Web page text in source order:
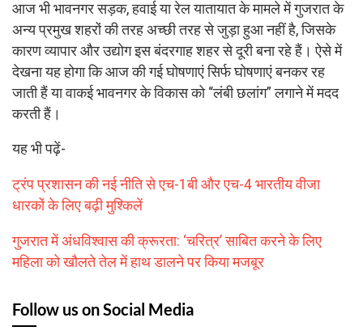
आज भी भावनगर सड़क, हवाई या रेल यातायात के मामले में गुजरात के
अन्य प्रमुख शहरों की तरह अच्छी तरह से जुड़ा हुआ नहीं है, जिसके
कारण व्यापार और उद्योग इस बंदरगाह शहर से दूरी बना रहे हैं। ऐसे में
देखना यह होगा कि आज की गई घोषणाएं सिर्फ घोषणाएं बनकर रह
जाती हैं या वाकई भावनगर के विकास को “लंबी छलांग” लगाने में मदद
करती हैं।
यह भी पढ़ें-
ट्रंप प्रशासन की नई नीति से एच-1बी और एच-4 भारतीय वीजा
धारकों के लिए बढ़ी मुश्किलें
गुजरात में अंधविश्वास की क्रूरता: ‘चरित्र’ साबित करने के लिए
महिला को खौलते तेल में हाथ डालने पर किया मजबूर
Follow us on Social Media